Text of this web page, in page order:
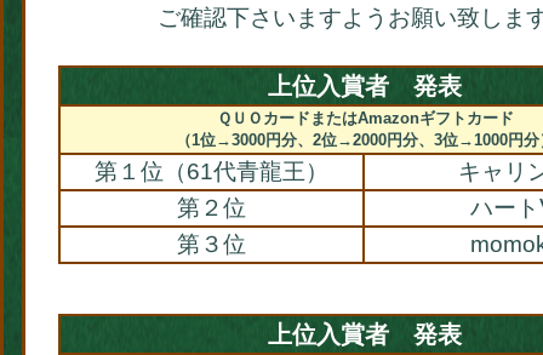
ご確認下さいますようお願い致しま
上位入賞者 発表
ＱＵＯカードまたはAmazonギフトカード
（1位→3000円分、2位→2000円分、3位→1000円分
第１位（61代青龍王）
キャリ
第２位
ハー
第３位
上位入賞者 発表